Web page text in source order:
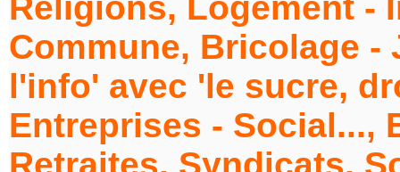
Commune, Bricolage -
l'info' avec 'le sucre,
Entreprises - Social...,